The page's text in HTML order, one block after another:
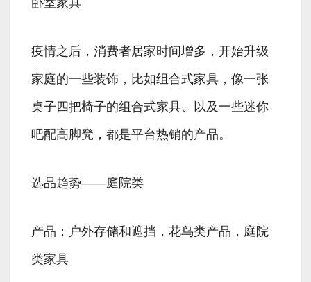
卧室家具
疫情之后，消费者居家时间增多，开始升级
家庭的一些装饰，比如组合式家具，像一张
桌子四把椅子的组合式家具、以及一些迷你
吧配高脚凳，都是平台热销的产品。
选品趋势——庭院类
产品：户外存储和遮挡，花鸟类产品，庭院
类家具